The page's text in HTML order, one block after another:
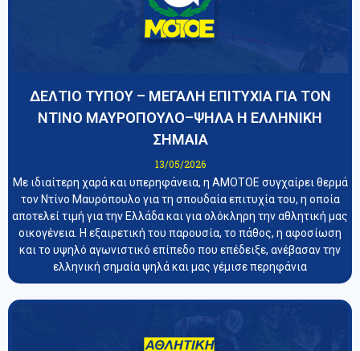
ΔΕΛΤΙΟ ΤΥΠΟΥ – ΜΕΓΑΛΗ ΕΠΙΤΥΧΙΑ ΓΙΑ ΤΟΝ
ΝΤΙΝΟ ΜΑΥΡΟΠΟΥΛΟ–ΨΗΛΑ Η ΕΛΛΗΝΙΚΗ
ΣΗΜΑΙΑ
13/05/2026
Με ιδιαίτερη χαρά και υπερηφάνεια, η ΑΜΟΤΟΕ συγχαίρει θερμά
τον Ντίνο Μαυρόπουλο για τη σπουδαία επιτυχία του, η οποία
αποτελεί τιμή για την Ελλάδα και για ολόκληρη την αθλητική μας
οικογένεια. Η εξαιρετική του παρουσία, το πάθος, η αφοσίωση
και το υψηλό αγωνιστικό επίπεδο που επέδειξε, ανέβασαν την
ελληνική σημαία ψηλά και μας γέμισε περηφάνια